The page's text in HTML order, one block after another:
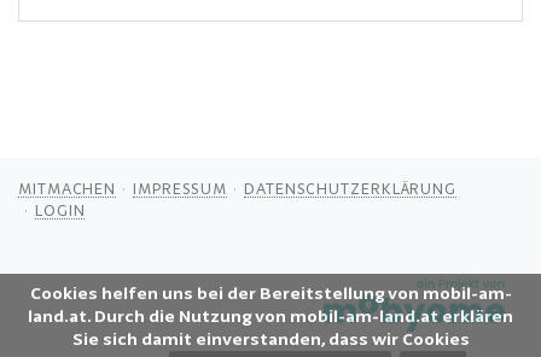
Cookies helfen uns bei der Bereitstellung von mobil-am-
land.at. Durch die Nutzung von mobil-am-land.at erklären
Sie sich damit einverstanden, dass wir Cookies
MITMACHEN IMPRESSUM
DATENSCHUTZERKLÄRUNG
LOGIN